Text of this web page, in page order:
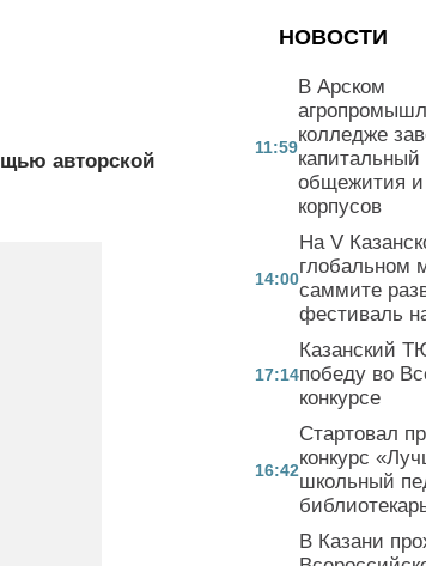
авторской
НОВОСТИ
11:59
В Арском
колледже
общежития
корпусов
14:00
На V
глобальном
саммите
фестиваль
17:14
Казанский
победу во
конкурсе
16:42
Стартовал
конкурс
школьный
В Казани